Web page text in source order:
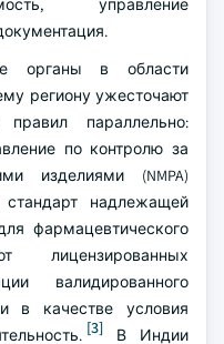
управление
органы в области
региону ужесточают
параллельно:
по контролю за
изделиями (NMPA)
надлежащей
фармацевтического
лицензированных
валидированного
в качестве условия
[3]В Индии